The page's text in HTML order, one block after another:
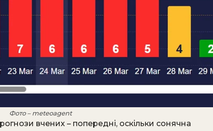
Фото – meteoagent
вчених – попередні, оскільки сонячна